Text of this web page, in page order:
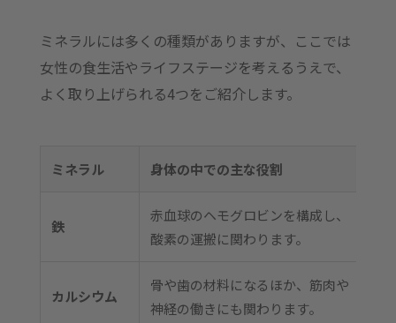
ミネラルには多くの種類がありますが、ここでは
女性の食生活やライフステージを考えるうえで、
よく取り上げられる4つをご紹介します。
ミネラル 身体の中での主な役割
鉄
赤血球のヘモグロビンを構成し、
酸素の運搬に関わります。
カルシウム
骨や歯の材料になるほか、筋肉や
神経の働きにも関わります。